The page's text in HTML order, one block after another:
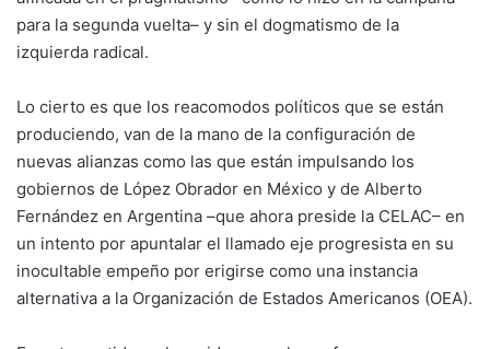
para la segunda vuelta– y sin el dogmatismo de la
izquierda radical.
Lo cierto es que los reacomodos políticos que se están
produciendo, van de la mano de la configuración de
nuevas alianzas como las que están impulsando los
gobiernos de López Obrador en México y de Alberto
Fernández en Argentina –que ahora preside la CELAC– en
un intento por apuntalar el llamado eje progresista en su
inocultable empeño por erigirse como una instancia
alternativa a la Organización de Estados Americanos (OEA).